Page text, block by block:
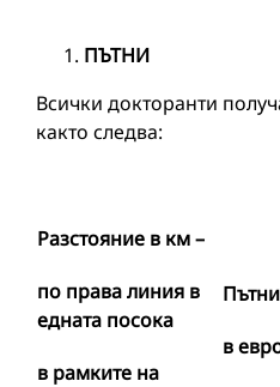
ПЪТНИ
Всички докторанти
както следва:
Разстояние в км–
по права линия в
едната посока
в рамките на
Пътни
в